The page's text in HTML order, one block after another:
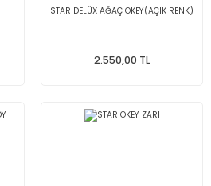
STAR DELÜX AĞAÇ OKEY(AÇIK RENK)
2.550,00 TL